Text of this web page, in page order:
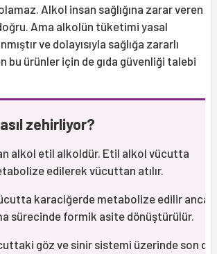
Alkol insan sağlığına zarar veren
Ama alkolün tüketimi yasal
ve dolayısıyla sağlığa zararlı
bu ürünler için de gıda güvenliği talebi
zehirliyor?
alkol etil alkoldür. Etil alkol vücutta
edilerek vücuttan atılır.
karaciğerde metabolize edilir ancak
sürecinde formik asite dönüştürülür.
göz ve sinir sistemi üzerinde son